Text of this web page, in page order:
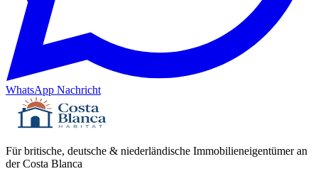
WhatsApp Nachricht
Für britische, deutsche & niederländische Immobilieneigentümer an
der Costa Blanca